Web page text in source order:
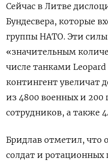
Сейчас в Литве
Бундесвера, которые
группы НАТО. Эти
«значительным
числе танками Leopard
контингент увеличат
из 4800 военных и 200
сотрудников, а также
Бридлав отметил, что
солдат и ротационных